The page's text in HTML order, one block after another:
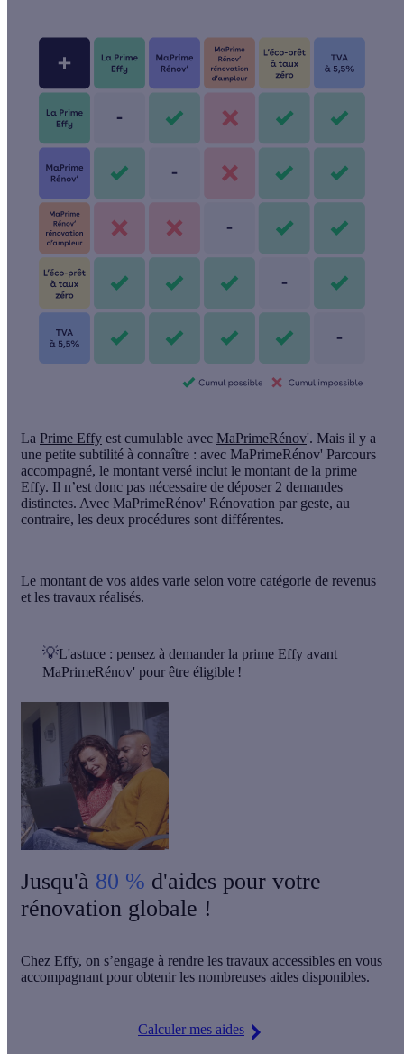
La Prime Effy est cumulable avec MaPrimeRénov'. Mais il y a
une petite subtilité à connaître : avec MaPrimeRénov' Parcours
accompagné, le montant versé inclut le montant de la prime
Effy. Il n’est donc pas nécessaire de déposer 2 demandes
distinctes. Avec MaPrimeRénov' Rénovation par geste, au
contraire, les deux procédures sont différentes.
Le montant de vos aides varie selon votre catégorie de revenus
et les travaux réalisés.
💡L'astuce : pensez à demander la prime Effy avant
MaPrimeRénov' pour être éligible !
Jusqu'à 80 % d'aides pour votre
rénovation globale !
Chez Effy, on s’engage à rendre les travaux accessibles en vous
accompagnant pour obtenir les nombreuses aides disponibles.
Calculer mes aides